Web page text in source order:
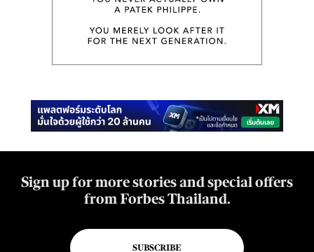
Sign up for more stories and special offers
from Forbes Thailand.
SUBSCRIBE